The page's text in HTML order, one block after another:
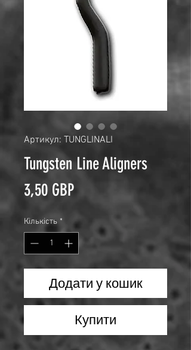
Артикул: TUNGLINALI
Tungsten Line Aligners
3,50 GBPЦіна
Кількість *
Додати у кошик
Купити